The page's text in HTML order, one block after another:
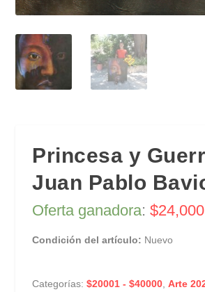
Princesa y
Juan Pablo
Oferta ganadora:$
Condición del artículo: Nuevo
Categorías:$20001 - $40000,Arte